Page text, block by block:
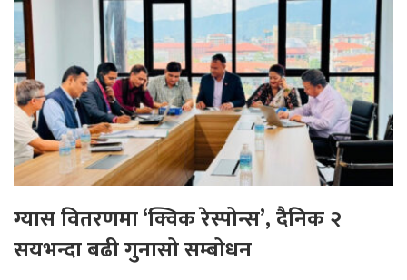
ग्यास वितरणमा ‘क्विक रेस्पोन्स’, दैनिक २
सयभन्दा बढी गुनासो सम्बोधन